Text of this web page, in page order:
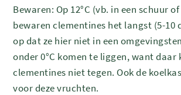
Bewaren: Op 12°C (vb. in een schuur
bewaren clementines het langst (5-10
op dat ze hier niet in een
onder 0°C komen te liggen, want daar
clementines niet tegen. Ook de
voor deze vruchten.